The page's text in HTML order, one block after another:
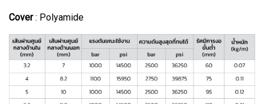
Cover: Polyamide